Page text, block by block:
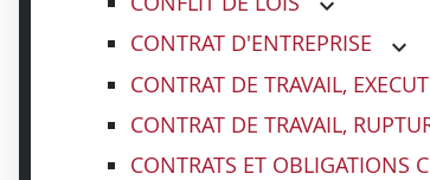
CONTRAT D'ENTREPRISE
CONTRAT DE TRAVAIL,
CONTRAT DE TRAVAIL,
CONTRATS ET OBLIGATIONS